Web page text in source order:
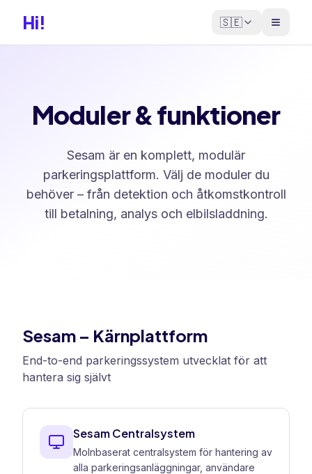
Hi! 🇸🇪
Moduler & funktioner
Sesam är en komplett, modulär
parkeringsplattform. Välj de moduler du
behöver – från detektion och åtkomstkontroll
till betalning, analys och elbilsladdning.
Sesam – Kärnplattform
End-to-end parkeringssystem utvecklat för att
hantera sig självt
Sesam Centralsystem
Molnbaserat centralsystem för hantering av
alla parkeringsanläggningar, användare